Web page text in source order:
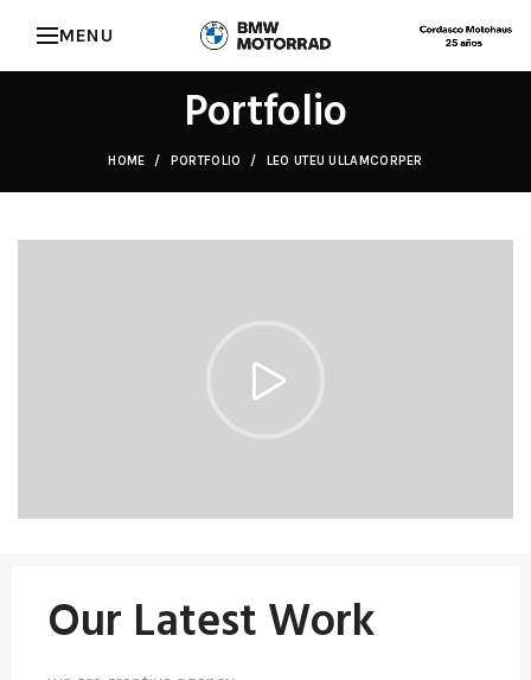
MENU
Portfolio
HOME PORTFOLIO LEO UTEU ULLAMCORPER
Our Latest Work